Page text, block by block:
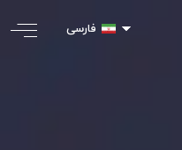
فارسی